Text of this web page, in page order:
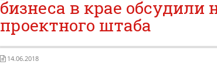
бизнеса в крае обсудили
проектного штаба
14.06.2018